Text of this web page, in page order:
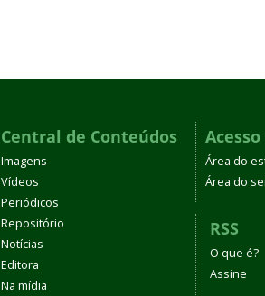
Central de Conteúdos
Imagens
Vídeos
Periódicos
Repositório
Notícias
Editora
Na mídia
Área do
Área do
RSS
O que é?
Assine